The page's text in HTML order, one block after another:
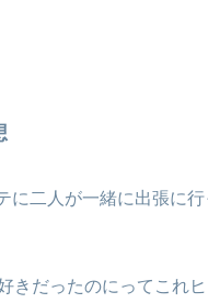
に二人が一緒に出張に行
きだったのにってこれ